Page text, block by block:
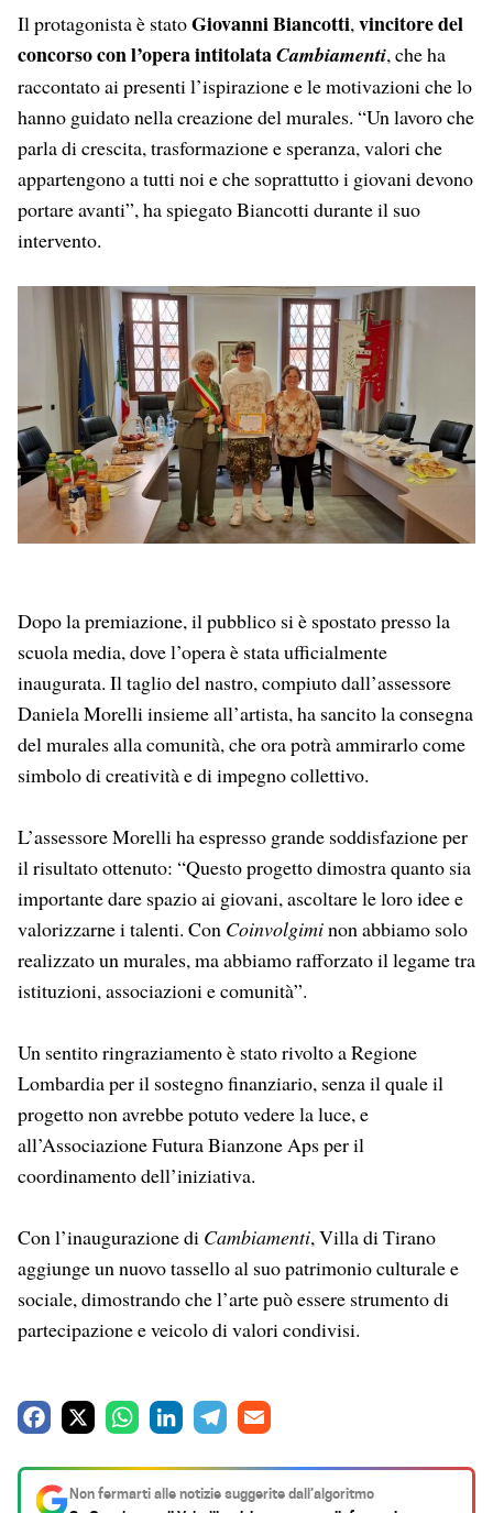
Il protagonista è statoGiovanni Biancotti,vincitore del
concorso con l’opera intitolataCambiamenti, che ha
raccontato ai presenti l’ispirazione e le motivazioni che lo
hanno guidato nella creazione del murales. “Un lavoro che
parla di crescita, trasformazione e speranza, valori che
appartengono a tutti noi e che soprattutto i giovani devono
portare avanti”, ha spiegato Biancotti durante il suo
intervento.
Dopo la premiazione, il pubblico si è spostato presso la
scuola media, dove l’opera è stata ufficialmente
inaugurata. Il taglio del nastro, compiuto dall’assessore
Daniela Morelli insieme all’artista, ha sancito la consegna
del murales alla comunità, che ora potrà ammirarlo come
simbolo di creatività e di impegno collettivo.
L’assessore Morelli ha espresso grande soddisfazione per
il risultato ottenuto: “Questo progetto dimostra quanto sia
importante dare spazio ai giovani, ascoltare le loro idee e
valorizzarne i talenti. Con Coinvolgiminon abbiamo solo
realizzato un murales, ma abbiamo rafforzato il legame tra
istituzioni, associazioni e comunità”.
Un sentito ringraziamento è stato rivolto a Regione
Lombardia per il sostegno finanziario, senza il quale il
progetto non avrebbe potuto vedere la luce, e
all’Associazione Futura Bianzone Aps per il
coordinamento dell’iniziativa.
Con l’inaugurazione di Cambiamenti, Villa di Tirano
aggiunge un nuovo tassello al suo patrimonio culturale e
sociale, dimostrando che l’arte può essere strumento di
partecipazione e veicolo di valori condivisi.
c
a
Non fermarti alle notizie suggerite dall’algoritmo